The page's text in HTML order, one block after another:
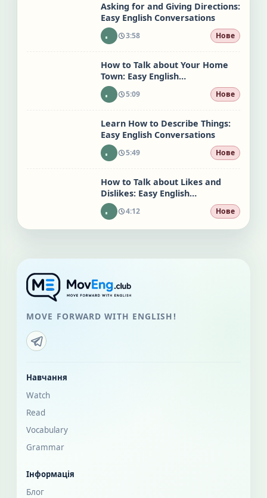
Asking for and Giving Directions:
Easy English Conversations
3:58 Нове
How to Talk about Your Home
Town: Easy English
Conversations
5:09 Нове
Learn How to Describe Things:
Easy English Conversations
5:49 Нове
How to Talk about Likes and
Dislikes: Easy English
Conversations
4:12 Нове
MOVE FORWARD WITH ENGLISH!
Навчання
Watch
Read
Vocabulary
Grammar
Інформація
Блог